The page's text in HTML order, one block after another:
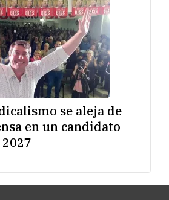
se aleja de
en un candidato